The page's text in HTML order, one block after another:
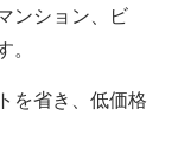
ンション、ビ
。
を省き、低価格